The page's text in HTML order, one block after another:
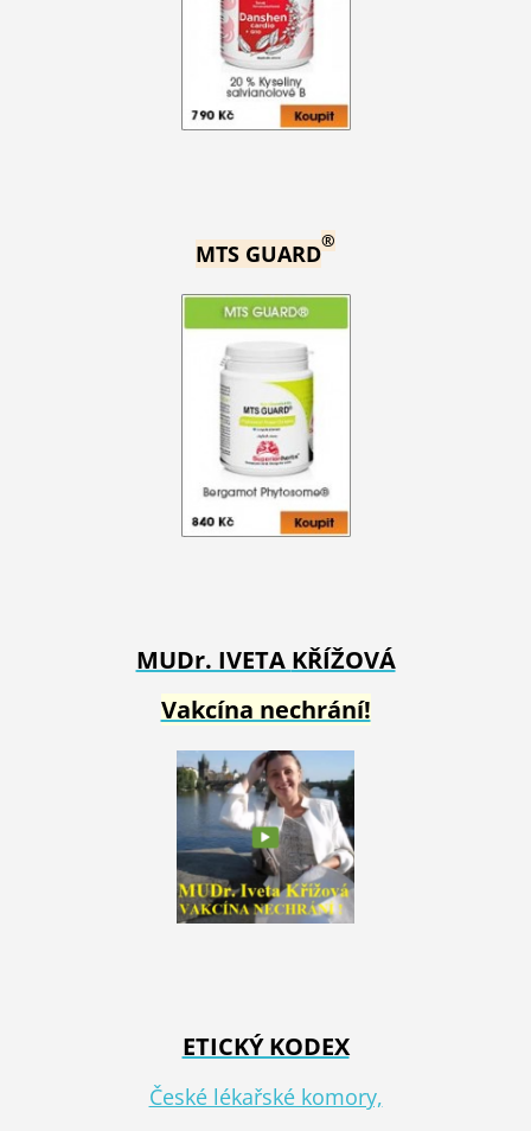
MTS GUARD®
MUDr. IVETA KŘÍŽOVÁ
Vakcína nechrání!
ETICKÝ KODEX
České lékařské komory,